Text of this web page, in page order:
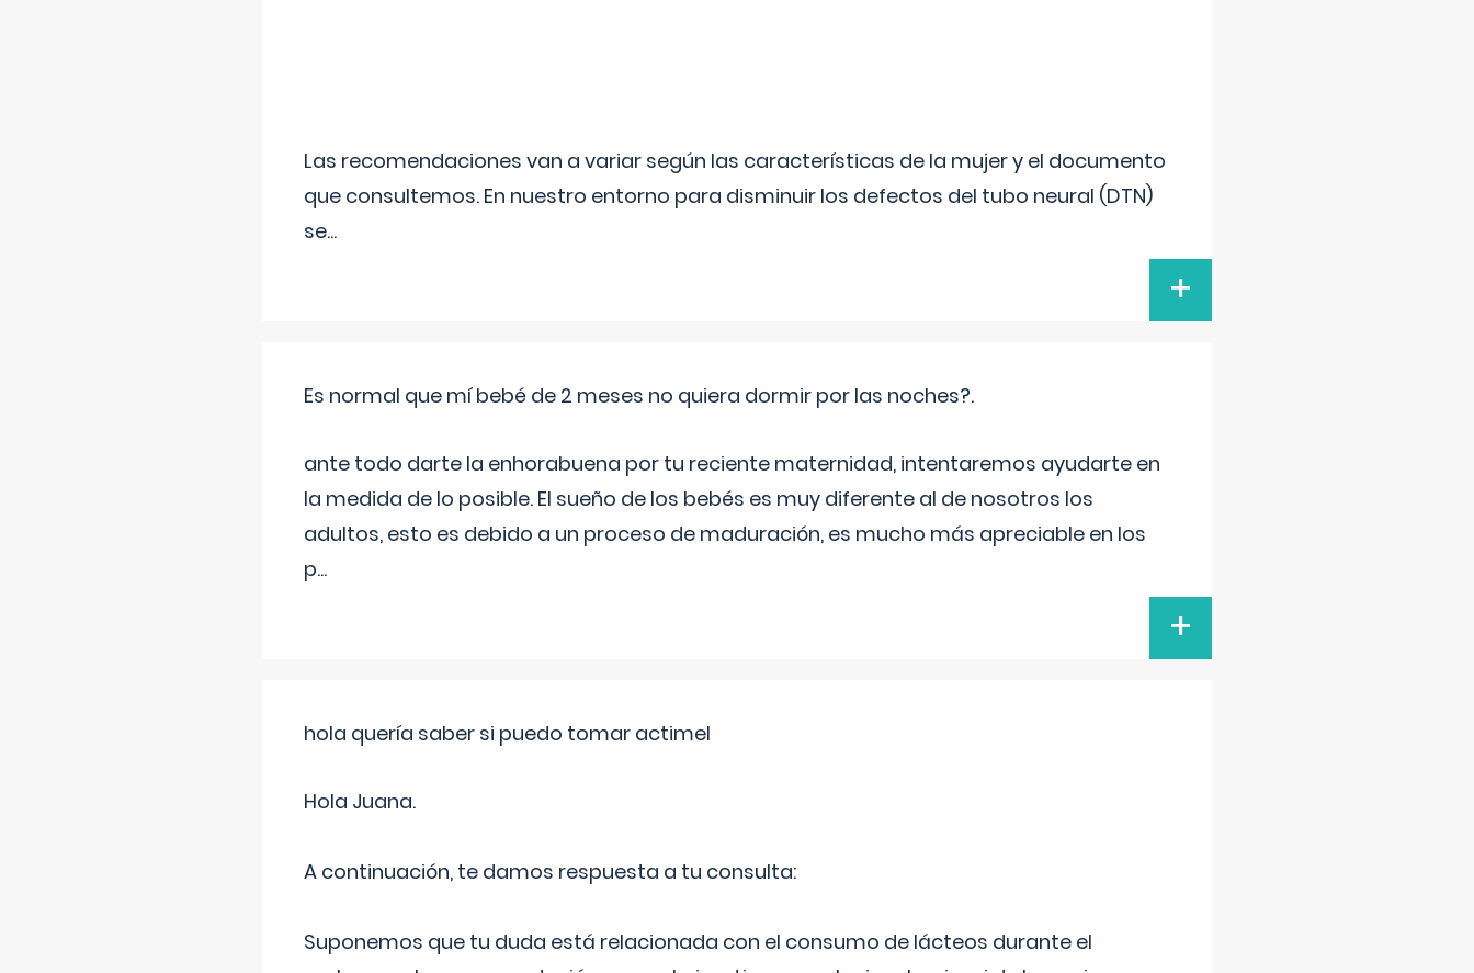
Las recomendaciones van a variar según las características de la mujer y el documento
que consultemos. En nuestro entorno para disminuir los defectos del tubo neural (DTN)
se...
+
Es normal que mí bebé de 2 meses no quiera dormir por las noches?.
ante todo darte la enhorabuena por tu reciente maternidad, intentaremos ayudarte en
la medida de lo posible. El sueño de los bebés es muy diferente al de nosotros los
adultos, esto es debido a un proceso de maduración, es mucho más apreciable en los
p...
+
hola quería saber si puedo tomar actimel
Hola Juana.
A continuación, te damos respuesta a tu consulta:
Suponemos que tu duda está relacionada con el consumo de lácteos durante el